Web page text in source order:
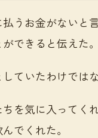
うお金がないと
できると伝えた。
ていたわけでは
を気に入ってく
でくれた。